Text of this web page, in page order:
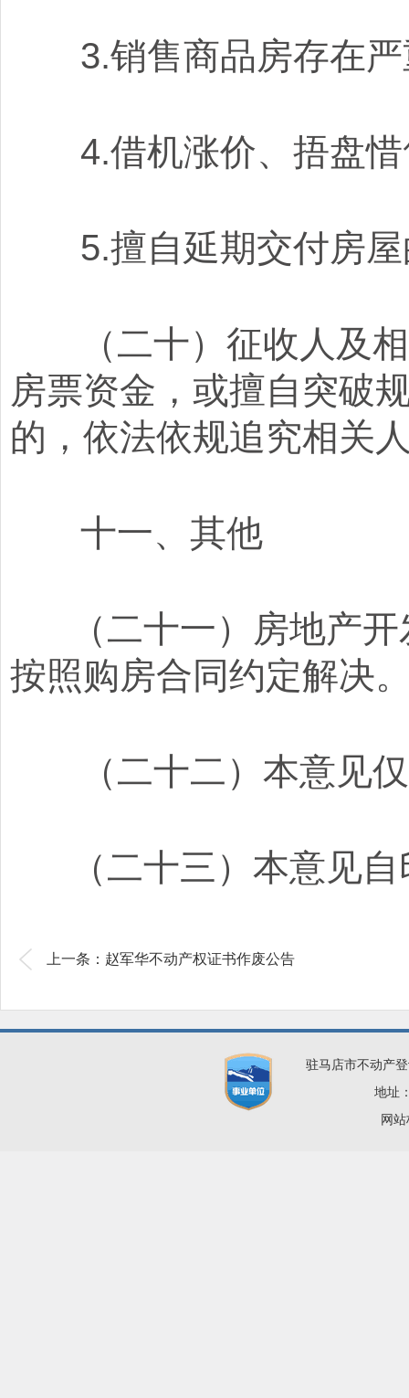
3.销售商品房存在严
4.借机涨价、捂盘惜
5.擅自延期交付房屋
（二十）征收人及相
房票资金，或擅自突破
的，依法依规追究相关
十一、其他
（二十一）房地产开
按照购房合同约定解决
（二十二）本意见仅
（二十三）本意见自
上一条：赵军华不动产权证书作废公告
驻马店市不动产
地址
网